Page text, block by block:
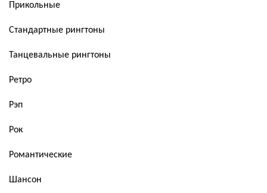
Прикольные
Стандартные рингтоны
Танцевальные рингтоны
Ретро
Рэп
Рок
Романтические
Шансон